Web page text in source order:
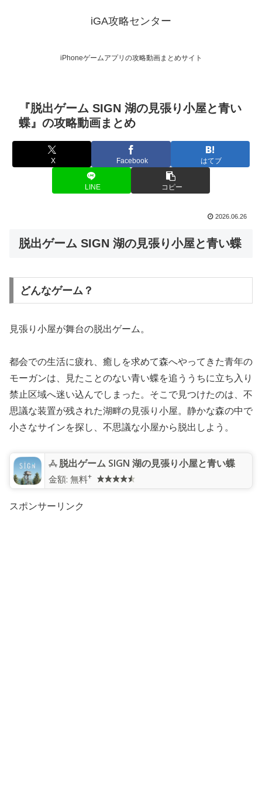
iGA攻略センター
iPhoneゲームアプリの攻略動画まとめサイト
『脱出ゲーム SIGN 湖の見張り小屋と青い
蝶』の攻略動画まとめ
X Facebook はてブ
LINE コピー
2026.06.26
脱出ゲーム SIGN 湖の見張り小屋と青い蝶
どんなゲーム？
見張り小屋が舞台の脱出ゲーム。
都会での生活に疲れ、癒しを求めて森へやってきた青年の
モーガンは、見たことのない青い蝶を追ううちに立ち入り
禁止区域へ迷い込んでしまった。そこで見つけたのは、不
思議な装置が残された湖畔の見張り小屋。静かな森の中で
小さなサインを探し、不思議な小屋から脱出しよう。
脱出ゲーム SIGN 湖の見張り小屋と青い蝶
金額: 無料+
スポンサーリンク